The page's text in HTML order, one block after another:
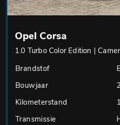
Opel Corsa
1.0 Turbo Color Edition |
Brandstof
Bouwjaar
Kilometerstand
Transmissie